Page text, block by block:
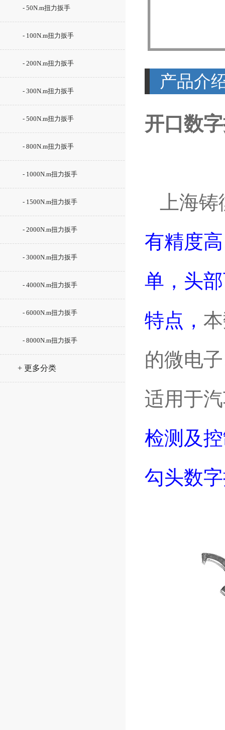
- 50N.m扭力扳手
- 100N.m扭力扳手
- 200N.m扭力扳手
- 300N.m扭力扳手
- 500N.m扭力扳手
- 800N.m扭力扳手
- 1000N.m扭力扳手
- 1500N.m扭力扳手
- 2000N.m扭力扳手
- 3000N.m扭力扳手
- 4000N.m扭力扳手
- 6000N.m扭力扳手
- 8000N.m扭力扳手
+ 更多分类
产品介
开口数
上海铸
有精度
单，头
特点，
的微电
适用于
检测及
勾头数